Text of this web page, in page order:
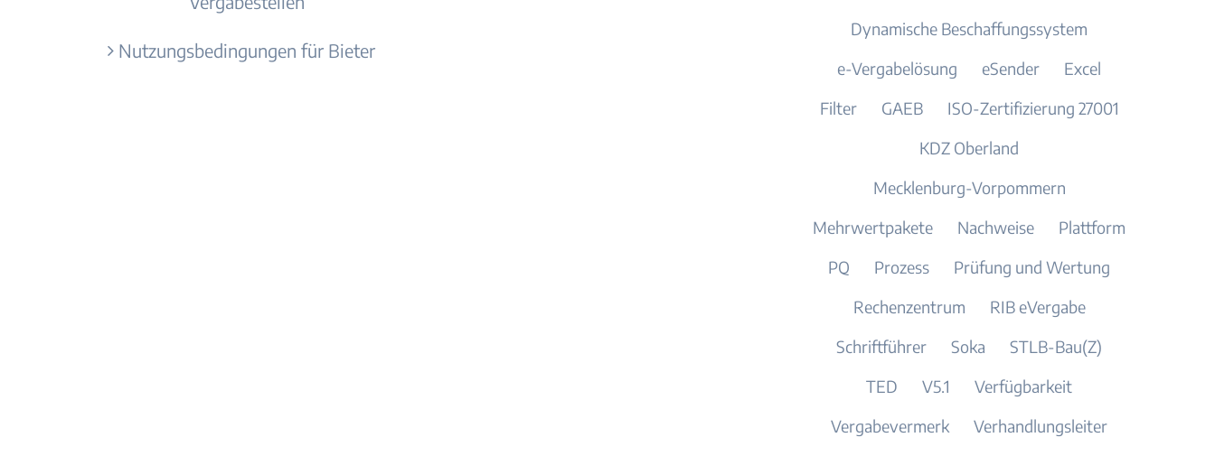
Nutzungsbedingungen für Bieter
Dynamische Beschaffungssystem
e-Vergabelösung
eSender
Excel
Filter
GAEB
ISO-Zertifizierung 27001
KDZ Oberland
Mecklenburg-Vorpommern
Mehrwertpakete
Nachweise
Plattform
PQ
Prozess
Prüfung und Wertung
Rechenzentrum
RIB eVergabe
Schriftführer
Soka
STLB-Bau(Z)
TED
V5.1
Verfügbarkeit
Vergabevermerk
Verhandlungsleiter